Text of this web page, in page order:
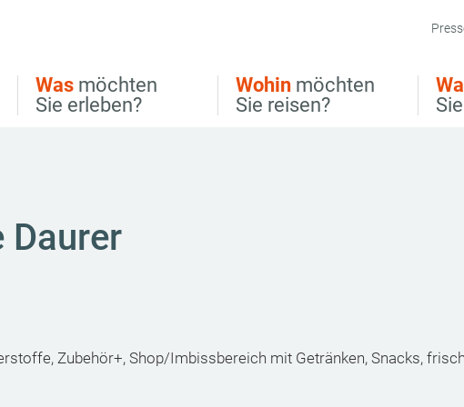
Was möchten
Sie erleben?
Wohin möchten
Sie reisen?
Daurer
Zubehör+, Shop/Imbissbereich mit Getränken, Snacks,